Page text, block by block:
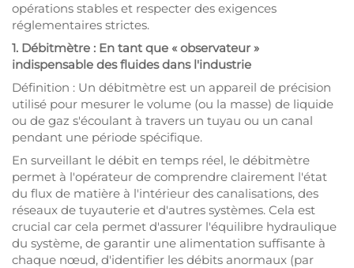
opérations stables et respecter des exigences
réglementaires strictes.
1. Débitmètre : En tant que « observateur »
indispensable des fluides dans l'industrie
Définition : Un débitmètre est un appareil de précision
utilisé pour mesurer le volume (ou la masse) de liquide
ou de gaz s'écoulant à travers un tuyau ou un canal
pendant une période spécifique.
En surveillant le débit en temps réel, le débitmètre
permet à l'opérateur de comprendre clairement l'état
du flux de matière à l'intérieur des canalisations, des
réseaux de tuyauterie et d'autres systèmes. Cela est
crucial car cela permet d'assurer l'équilibre hydraulique
du système, de garantir une alimentation suffisante à
chaque nœud, d'identifier les débits anormaux (par